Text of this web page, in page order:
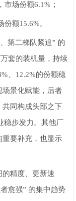
市场份额6.1%；
额15.6%。
第二梯队紧追” 的
套的装机量，持续
、12.2%的份额稳
场景化赋能，后者
同构成头部之下
稳步发力。其他厂
重要补充，也显示
精度、更新速
愈强” 的集中趋势